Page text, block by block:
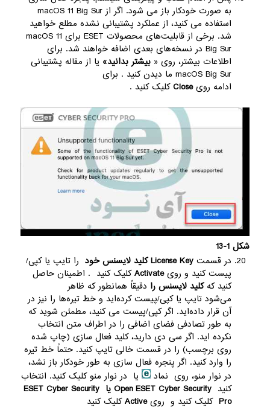
به صورت خودکار باز می شود. اگر از macOS 11 Big Sur
استفاده می کنید، از عملکرد پشتیبانی نشده مطلع خواهید
شد. برخی از قابلیت‌های محصولات ESET برای macOS 11
Big Sur در نسخه‌های بعدی اضافه خواهند شد. برای
اطلاعات بیشتر، روی « بیشتر بدانید» یا از مقاله پشتیبانی
macOS Big Sur ما دیدن کنید . برای
ادامه رویCloseکلیک کنید .
شکل 1-13
در قسمت License Key کلید لایسنس خود
را تایپ یا کپی/
پیست کنید و رویActivateکلیک کنید . اطمینان حاصل
کنید کهکلید لایسنس را دقیقاً همانطور که ظاهر
می‌شود تایپ یا کپی/پیست کرده‌اید و خط تیره‌ها را نیز در
آن قرار داده‌اید. اگر کپی/پیست می کنید، مطمئن شوید که
به طور تصادفی فضای اضافی را در اطراف متن انتخاب
نکرده اید. اگر سی دی دارید، کلید فعال سازی (چاپ شده
روی برچسب) را در قسمت خالی تایپ کنید. حتماً خط تیره
را وارد کنید. اگر پنجره فعال سازی به طور خودکار باز نشد،
در نوار منو، روی نماد
یا در نوار منو کلیک کنید. انتخاب
کنید Open ESET Cyber Security یا
ESET Cyber Security
Proکلیک کنید و رویActiveکلیک کنید